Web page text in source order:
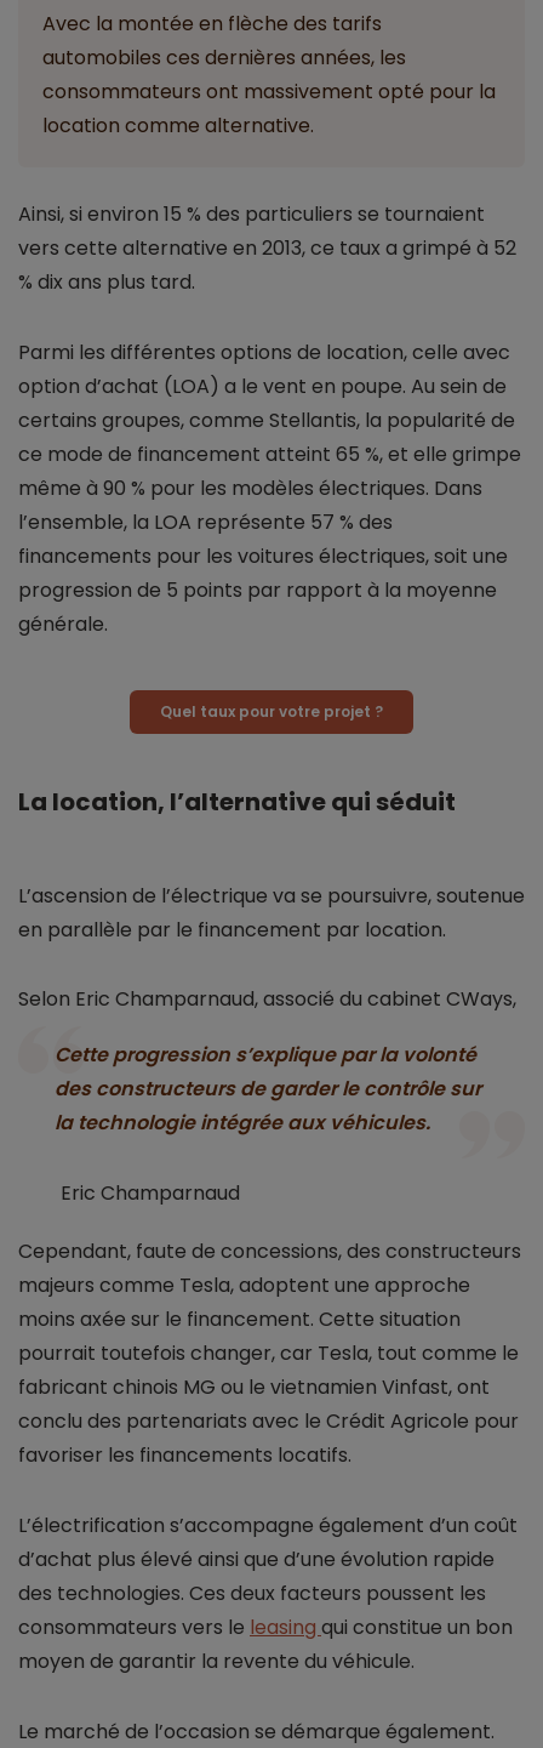
Avec la montée en flèche des tarifs
automobiles ces dernières années, les
consommateurs ont massivement opté pour la
location comme alternative.
Ainsi, si environ 15 % des particuliers se tournaient
vers cette alternative en 2013, ce taux a grimpé à 52
% dix ans plus tard.
Parmi les différentes options de location, celle avec
option d’achat (LOA) a le vent en poupe. Au sein de
certains groupes, comme Stellantis, la popularité de
ce mode de financement atteint 65 %, et elle grimpe
même à 90 % pour les modèles électriques. Dans
l’ensemble, la LOA représente 57 % des
financements pour les voitures électriques, soit une
progression de 5 points par rapport à la moyenne
générale.
Quel taux pour votre projet ?
La location, l’alternative qui séduit
L’ascension de l’électrique va se poursuivre, soutenue
en parallèle par le financement par location.
Selon Eric Champarnaud, associé du cabinet CWays,
Cette progression s’explique par la volonté
des constructeurs de garder le contrôle sur
la technologie intégrée aux véhicules.
Eric Champarnaud
Cependant, faute de concessions, des constructeurs
majeurs comme Tesla, adoptent une approche
moins axée sur le financement. Cette situation
pourrait toutefois changer, car Tesla, tout comme le
fabricant chinois MG ou le vietnamien Vinfast, ont
conclu des partenariats avec le Crédit Agricole pour
favoriser les financements locatifs.
L’électrification s’accompagne également d’un coût
d’achat plus élevé ainsi que d’une évolution rapide
des technologies. Ces deux facteurs poussent les
consommateurs vers le leasing qui constitue un bon
moyen de garantir la revente du véhicule.
Le marché de l’occasion se démarque également.